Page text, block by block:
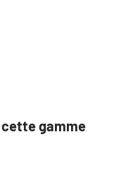
cette gamme